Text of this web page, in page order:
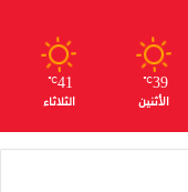
39
℃
الأثنين
41
℃
الثلاثاء